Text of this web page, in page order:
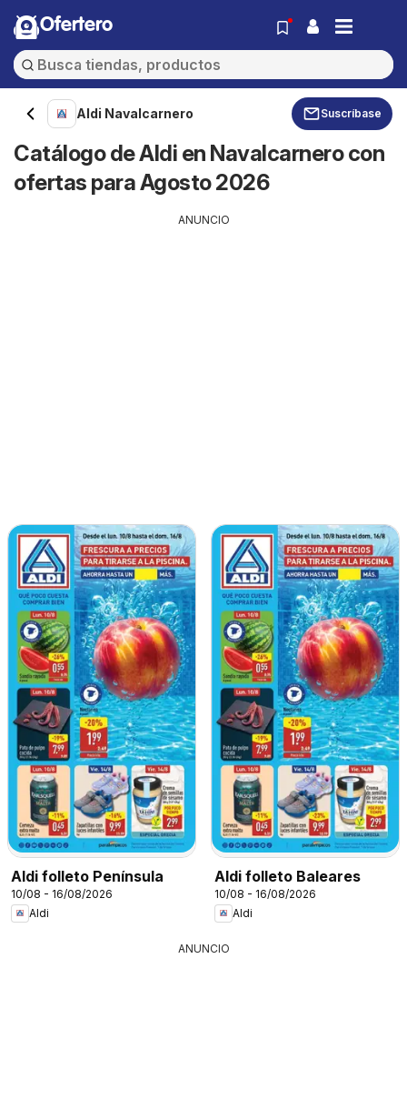
Ofertero
Aldi Navalcarnero Suscríbase
Catálogo de Aldi en Navalcarnero con
ofertas para Agosto 2026
ANUNCIO
Aldi folleto Península
10/08 - 16/08/2026
Aldi
Aldi folleto Baleares
10/08 - 16/08/2026
Aldi
ANUNCIO